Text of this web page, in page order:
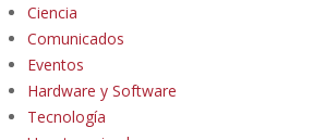
Ciencia
Comunicados
Eventos
Hardware y Software
Tecnología